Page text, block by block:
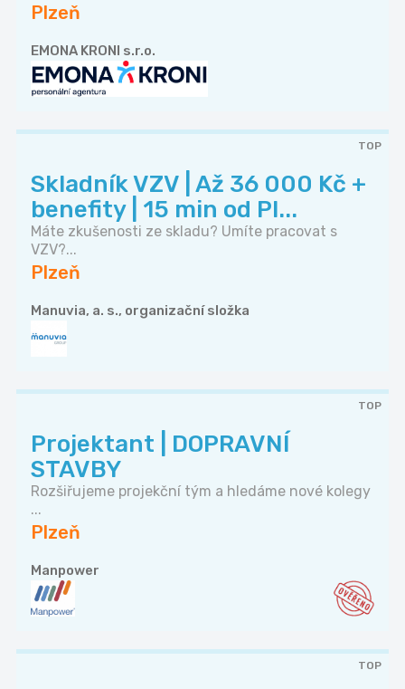
Plzeň
EMONA KRONI s.r.o.
TOP
Skladník VZV | Až 36 000 Kč +
benefity | 15 min od Pl...
Máte zkušenosti ze skladu? Umíte pracovat s
VZV?...
Plzeň
Manuvia, a. s., organizační složka
TOP
Projektant | DOPRAVNÍ
STAVBY
Rozšiřujeme projekční tým a hledáme nové kolegy
...
Plzeň
Manpower
TOP